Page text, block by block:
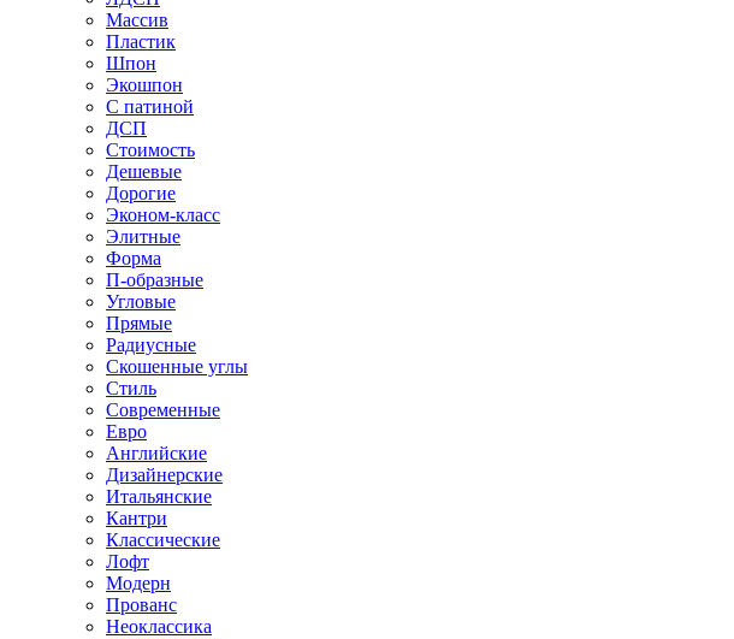
Массив
Пластик
Шпон
Экошпон
С патиной
ДСП
Стоимость
Дешевые
Дорогие
Эконом-класс
Элитные
Форма
П-образные
Угловые
Прямые
Радиусные
Скошенные углы
Стиль
Современные
Евро
Английские
Дизайнерские
Итальянские
Кантри
Классические
Лофт
Модерн
Прованс
Неоклассика